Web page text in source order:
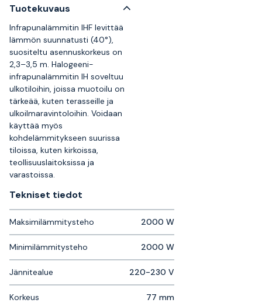
Tuotekuvaus
Infrapunalämmitin IHF levittää
lämmön suunnatusti (40°),
suositeltu asennuskorkeus on
2,3–3,5 m. Halogeeni-
infrapunalämmitin IH soveltuu
ulkotiloihin, joissa muotoilu on
tärkeää, kuten terasseille ja
ulkoilmaravintoloihin. Voidaan
käyttää myös
kohdelämmitykseen suurissa
tiloissa, kuten kirkoissa,
teollisuuslaitoksissa ja
varastoissa.
Tekniset tiedot
Maksimilämmitysteho 2000 W
Minimilämmitysteho 2000 W
Jännitealue 220-230 V
Korkeus 77 mm